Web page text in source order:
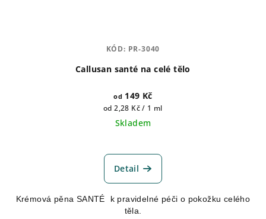
Callusan santé na celé tělo
od 149 Kč
Měrná
cena:
od 2,28 Kč / 1 ml
Skladem
hodnocení
produktu
z
5
Detail
Krémová pěna SANTÉ k pravidelné péči o pokožku celého
těla.
KÓD: PR-3040